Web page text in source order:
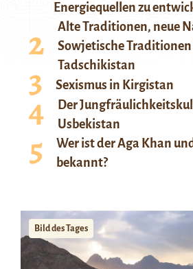
Energiequellen zu
Alte Traditionen, neue
Sowjetische
Tadschikistan
Sexismus in Kirgistan
Der
Usbekistan
Wer ist der Aga Khan
bekannt?
Bild des Tages